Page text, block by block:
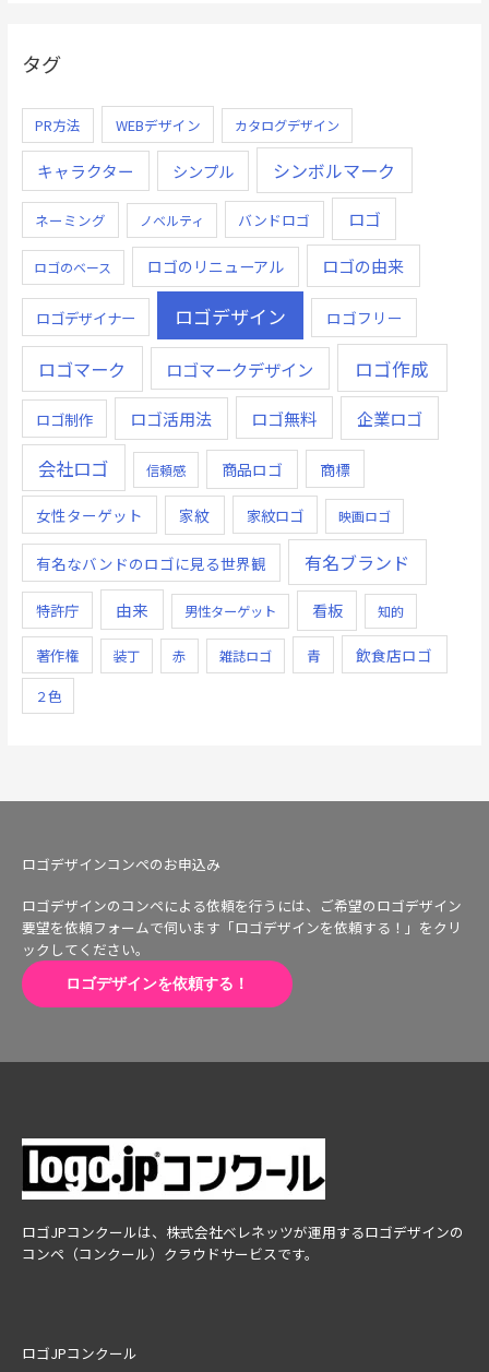
タグ
PR方法 WEBデザイン カタログデザイン
キャラクター シンプル シンボルマーク
ネーミング ノベルティ バンドロゴ ロゴ
ロゴのベース ロゴのリニューアル ロゴの由来
ロゴデザイナー ロゴデザイン ロゴフリー
ロゴマーク ロゴマークデザイン ロゴ作成
ロゴ制作 ロゴ活用法 ロゴ無料 企業ロゴ
会社ロゴ 信頼感 商品ロゴ 商標
女性ターゲット 家紋 家紋ロゴ 映画ロゴ
有名なバンドのロゴに見る世界観 有名ブランド
特許庁 由来 男性ターゲット 看板 知的
著作権 装丁 赤 雑誌ロゴ 青 飲食店ロゴ
２色
ロゴデザインコンペのお申込み
ロゴデザインのコンペによる依頼を行うには、ご希望のロゴデザイン
要望を依頼フォームで伺います「ロゴデザインを依頼する！」をクリ
ックしてください。
ロゴデザインを依頼する！
ロゴJPコンクールは、株式会社ベレネッツが運用するロゴデザインの
コンペ（コンクール）クラウドサービスです。
ロゴJPコンクール